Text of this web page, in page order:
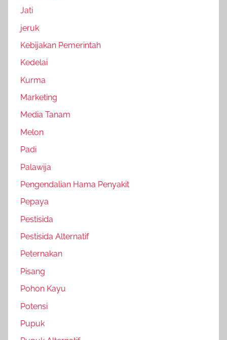
Jati
jeruk
Kebijakan Pemerintah
Kedelai
Kurma
Marketing
Media Tanam
Melon
Padi
Palawija
Pengendalian Hama Penyakit
Pepaya
Pestisida
Pestisida Alternatif
Peternakan
Pisang
Pohon Kayu
Potensi
Pupuk